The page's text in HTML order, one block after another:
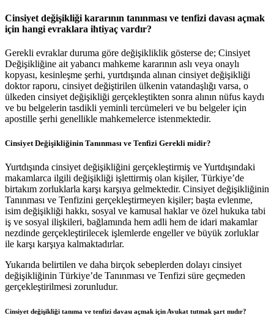
Cinsiyet değişikliği kararının tanınması ve tenfizi davası açmak
için hangi evraklara ihtiyaç vardır?
Gerekli evraklar duruma göre değişikliklik gösterse de; Cinsiyet
Değişikliğine ait yabancı mahkeme kararının aslı veya onaylı
kopyası, kesinleşme şerhi, yurtdışında alınan cinsiyet değişikliği
doktor raporu, cinsiyet değiştirilen ülkenin vatandaşlığı varsa, o
ülkeden cinsiyet değişikliği gerçekleştikten sonra alının nüfus kaydı
ve bu belgelerin tasdikli yeminli tercümeleri ve bu belgeler için
apostille şerhi genellikle mahkemelerce istenmektedir.
Cinsiyet Değişikliğinin Tanınması ve Tenfizi Gerekli midir?
Yurtdışında cinsiyet değişikliğini gerçekleştirmiş ve Yurtdışındaki
makamlarca ilgili değişikliği işlettirmiş olan kişiler, Türkiye’de
birtakım zorluklarla karşı karşıya gelmektedir. Cinsiyet değişikliğinin
Tanınması ve Tenfizini gerçekleştirmeyen kişiler; başta evlenme,
isim değişikliği hakkı, sosyal ve kamusal haklar ve özel hukuka tabi
iş ve sosyal ilişkileri, bağlamında hem adli hem de idari makamlar
nezdinde gerçekleştirilecek işlemlerde engeller ve büyük zorluklar
ile karşı karşıya kalmaktadırlar.
Yukarıda belirtilen ve daha birçok sebeplerden dolayı cinsiyet
değişikliğinin Türkiye’de Tanınması ve Tenfizi süre geçmeden
gerçekleştirilmesi zorunludur.
Cinsiyet değişikliği tanıma ve tenfizi davası açmak için Avukat tutmak şart mıdır?